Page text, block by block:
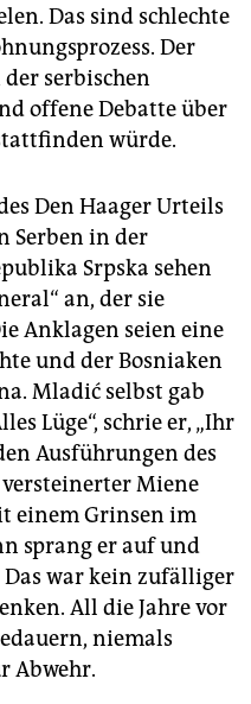
Das sind schlechte
Der
serbischen
offene Debatte über
würde.
Den Haager Urteils
Serben in der
Srpska sehen
an, der sie
Anklagen seien eine
und der Bosniaken
Mladić selbst gab
Lüge“, schrie er, „Ihr
Ausführungen des
Miene
einem Grinsen im
sprang er auf und
Das war kein zufälliger
All die Jahre vor
niemals
Abwehr.